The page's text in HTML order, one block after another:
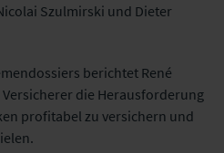
Szulmirski und Dieter
berichtet René
die Herausforderung
profitabel zu versichern und